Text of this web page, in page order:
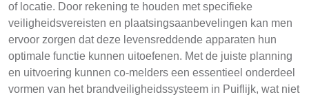
of locatie. Door rekening te houden met specifieke
veiligheidsvereisten en plaatsingsaanbevelingen kan men
ervoor zorgen dat deze levensreddende apparaten hun
optimale functie kunnen uitoefenen. Met de juiste planning
en uitvoering kunnen co-melders een essentieel onderdeel
vormen van het brandveiligheidssysteem in Puiflijk, wat niet